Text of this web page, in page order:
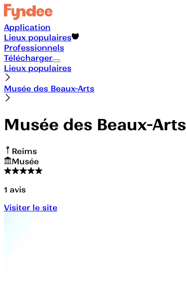
Application
Lieux populaires
Professionnels
Télécharger
Lieux populaires
Musée des Beaux-Arts
Musée des Beaux-Arts
Reims
Musée
1 avis
Visiter le site